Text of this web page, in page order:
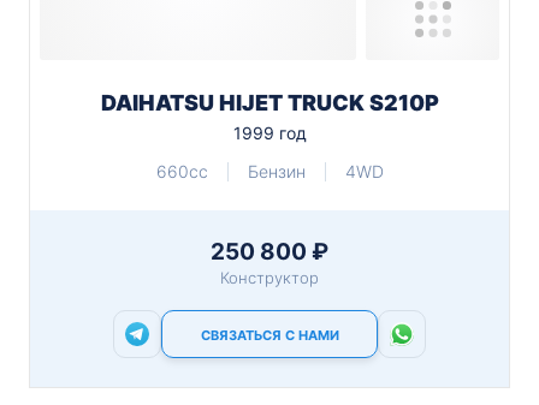
DAIHATSU HIJET TRUCK S210P
1999 год
660cc
Бензин 4WD
250 800 ₽
Конструктор
СВЯЗАТЬСЯ С НАМИ